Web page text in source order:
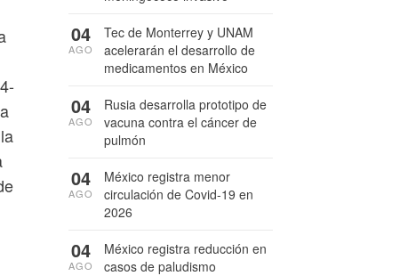
Tec de Monterrey y UNAM
acelerarán el desarrollo de
medicamentos en México
04
AGO
Rusia desarrolla prototipo de
vacuna contra el cáncer de
pulmón
04
AGO
México registra menor
circulación de Covid-19 en
2026
04
AGO
México registra reducción en
casos de paludismo
04
AGO